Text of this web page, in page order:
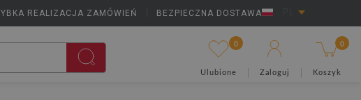
REALIZACJA ZAMÓWIEŃ BEZPIECZNA DOSTAWA
0
Ulubione Zaloguj
0
Koszyk